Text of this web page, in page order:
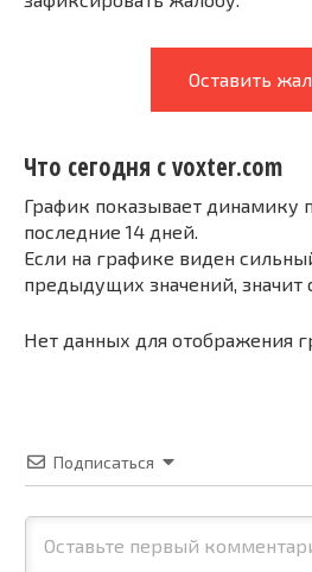
Оставить
Что сегодня с voxter.com
График показывает динамику
последние 14 дней.
Если на графике виден
предыдущих значений, значит
Нет данных для отображения
Подписаться